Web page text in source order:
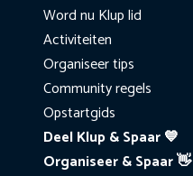
Word nu Klup lid
Activiteiten
Organiseer tips
Community regels
Opstartgids
Deel Klup & Spaar 💙
Organiseer & Spaar 👋